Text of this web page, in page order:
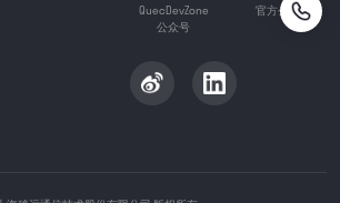
QuecDevZone
公众号
官方公众号